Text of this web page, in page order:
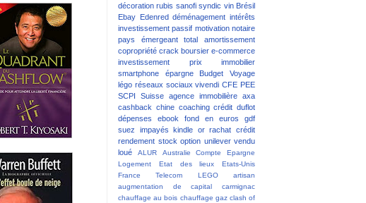
décoration rubis sanofi syndic vin Brésil
Ebay Edenred déménagement intérêts
investissement passif motivation notaire
pays émergeant
total
amortissement
copropriété crack boursier e-commerce
investissement
prix immobilier
smartphone
épargne Budget
Voyage
légo réseaux sociaux vivendi CFE PEE
SCPI
Suisse agence immobilière axa
cashback chine coaching crédit duflot
dépenses
ebook fond en euros
gdf
suez
impayés kindle or rachat crédit
rendement stock option unilever vendu
loué
ALUR Australie
Compte Epargne
Logement
Etat des lieux
Etats-Unis
France Telecom
LEGO
artisan
augmentation de capital
carmignac
chauffage au bois chauffage gaz clash of